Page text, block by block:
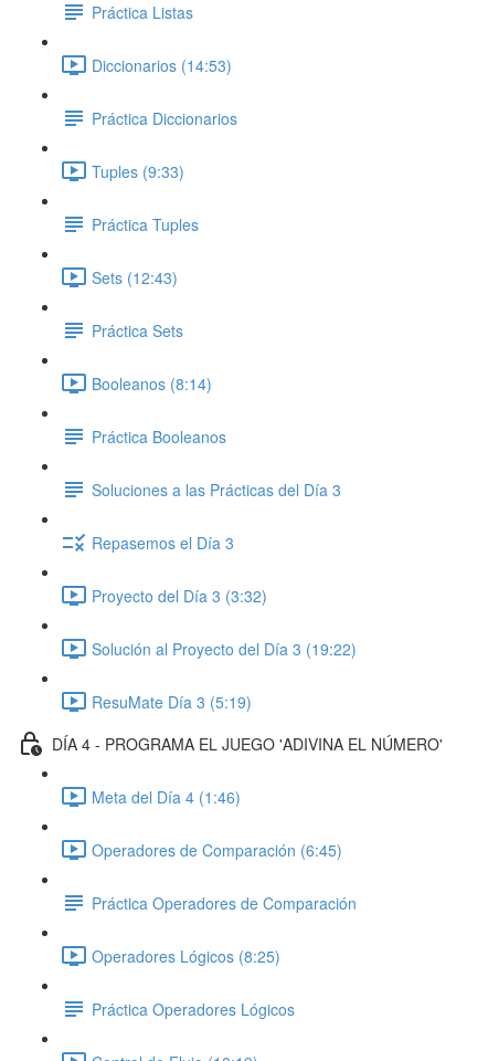
Práctica Listas
Diccionarios (14:53)
Práctica Diccionarios
Tuples (9:33)
Práctica Tuples
Sets (12:43)
Práctica Sets
Booleanos (8:14)
Práctica Booleanos
Soluciones a las Prácticas del Día 3
Repasemos el Día 3
Proyecto del Día 3 (3:32)
Solución al Proyecto del Día 3 (19:22)
ResuMate Día 3 (5:19)
DÍA 4 - PROGRAMA EL JUEGO 'ADIVINA EL NÚMERO'
Meta del Día 4 (1:46)
Operadores de Comparación (6:45)
Práctica Operadores de Comparación
Operadores Lógicos (8:25)
Práctica Operadores Lógicos